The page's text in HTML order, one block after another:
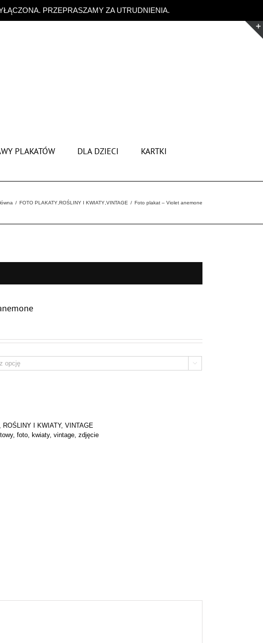
PRZEPRASZAMY ZA UTRUDNIENIA.
PLAKATÓW DLA DZIECI KARTKI
FOTO PLAKATY ROŚLINY I KWIATY VINTAGE Foto plakat – Violet anemone

ROŚLINY I KWIATY, VINTAGE
, foto, kwiaty, vintage, zdjęcie